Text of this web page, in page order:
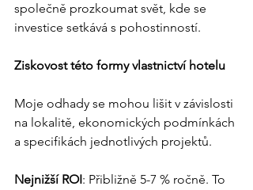
společně prozkoumat svět, kde se
investice setkává s pohostinností.
Ziskovost této formy vlastnictví hotelu
Moje odhady se mohou lišit v závislosti
na lokalitě, ekonomických podmínkách
a specifikách jednotlivých projektů.
Nejnižší ROI: Přibližně 5-7 % ročně. To